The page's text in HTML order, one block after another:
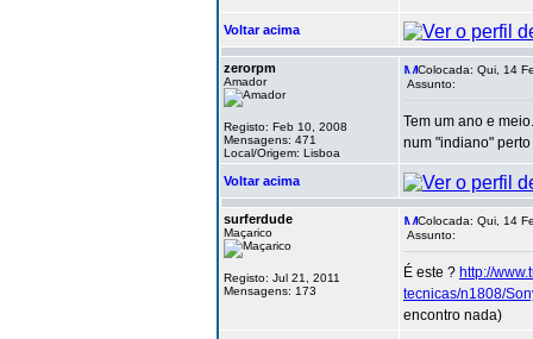
Voltar acima
zerorpm
Amador
Registo: Feb 10, 2008
Mensagens: 471
Local/Origem: Lisboa
Colocada: Qui, 14
Assunto:
Tem um ano e
num "indiano"
Voltar acima
surferdude
Maçarico
Registo: Jul 21, 2011
Mensagens: 173
Colocada: Qui, 14
Assunto:
É este ? http://
tecnicas/n1808/
encontro nada)